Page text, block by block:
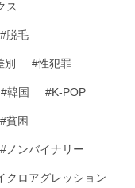
ス
#脱毛
別 #性犯罪
#韓国 #K-POP
#貧困
#ノンバイナリー
クロアグレッション